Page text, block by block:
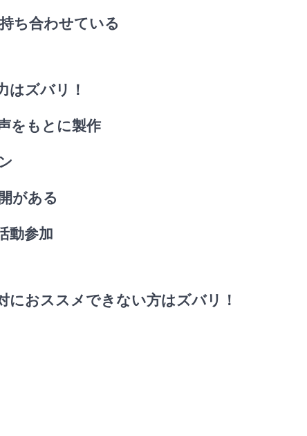
ち合わせている
はズバリ！
をもとに製作
がある
動参加
におススメできない方はズバリ！